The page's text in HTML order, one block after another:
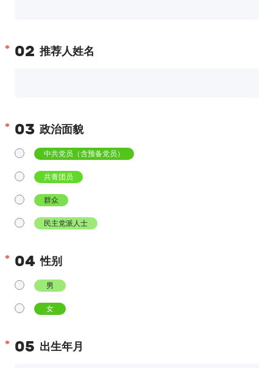
02 推荐人姓名
03 政治面貌
中共党员（含预备党员）
共青团员
群众
民主党派人士
04 性别
男
女
05 出生年月